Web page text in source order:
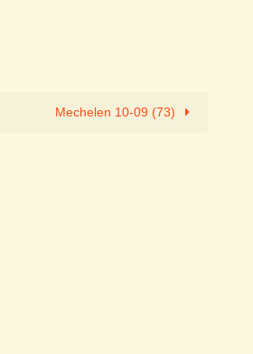
Mechelen 10-09 (73)